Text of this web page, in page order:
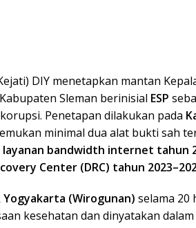
DIY menetapkan mantan
Sleman berinisial ESP
Penetapan dilakukan pada
minimal dua alat bukti sah
layanan bandwidth internet tahun
Center (DRC) tahun
Yogyakarta (Wirogunan) selama 20
kesehatan dan dinyatakan